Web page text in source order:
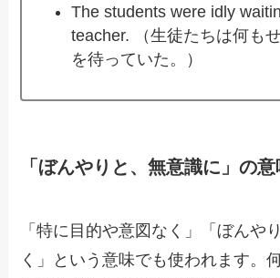
The students were idly
teacher. （生徒たちは何も
を待っていた。）
「ぼんやりと、無意識に」の意
「特に目的や意図なく」「ぼんや
く」という意味でも使われます。